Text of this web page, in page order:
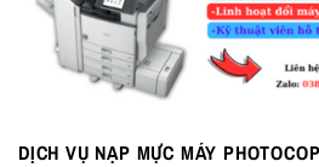
DỊCH VỤ NẠP MỰC MÁY